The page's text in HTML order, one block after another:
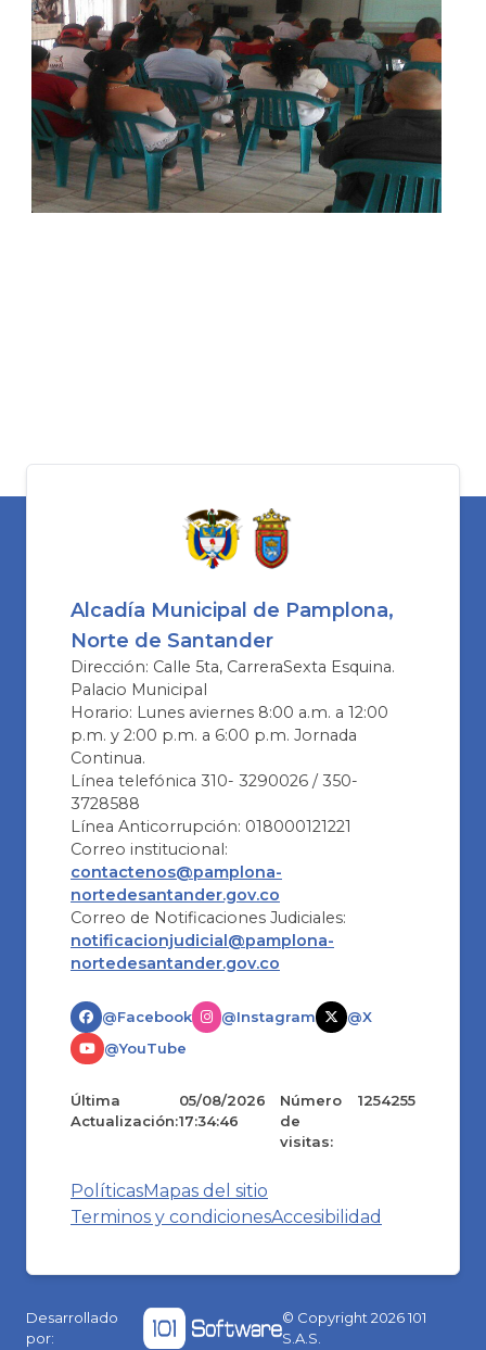
Alcadía Municipal de Pamplona,
Norte de Santander
Dirección: Calle 5ta, CarreraSexta Esquina.
Palacio Municipal
Horario: Lunes aviernes 8:00 a.m. a 12:00
p.m. y 2:00 p.m. a 6:00 p.m. Jornada
Continua.
Línea telefónica 310- 3290026 / 350-
3728588
Línea Anticorrupción: 018000121221
Correo institucional:
contactenos@pamplona-
nortedesantander.gov.co
Correo de Notificaciones Judiciales:
notificacionjudicial@pamplona-
nortedesantander.gov.co
@Facebook @Instagram
@X
@YouTube
Última
Actualización:
05/08/2026
17:34:46
Número
de
visitas:
1254255
PolíticasMapas del sitio
Terminos y condicionesAccesibilidad
Desarrollado
por:
© Copyright2026101
S.A.S.